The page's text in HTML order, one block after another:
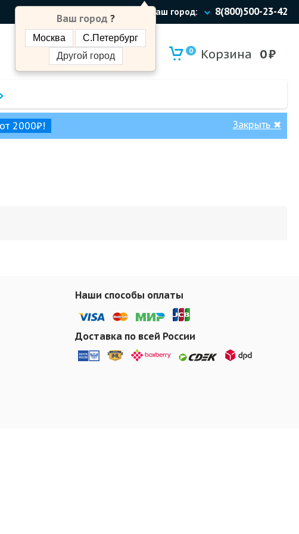
Ваш город:
Ваш город ?
Москва
С.Петербург
Другой город
8(800)500-23-42
0 Корзина 0₽
2000₽! Закрыть ✖
Наши способы оплаты
Доставка по всей России